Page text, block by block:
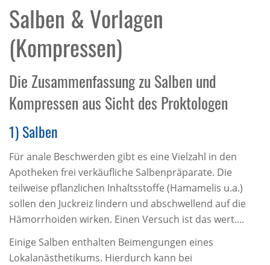
Salben & Vorlagen
(Kompressen)
Die Zusammenfassung zu Salben und
Kompressen aus Sicht des Proktologen
1) Salben
Für anale Beschwerden gibt es eine Vielzahl in den
Apotheken frei verkäufliche Salbenpräparate. Die
teilweise pflanzlichen Inhaltsstoffe (Hamamelis u.a.)
sollen den Juckreiz lindern und abschwellend auf die
Hämorrhoiden wirken. Einen Versuch ist das wert....
Einige Salben enthalten Beimengungen eines
Lokalanästhetikums. Hierdurch kann bei